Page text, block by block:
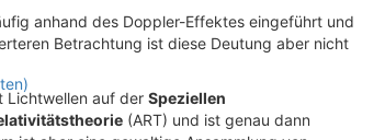
anhand des Doppler-Effektes eingeführt und
Betrachtung ist diese Deutung aber nicht
Lichtwellen auf der Speziellen
(ART) und ist genau dann